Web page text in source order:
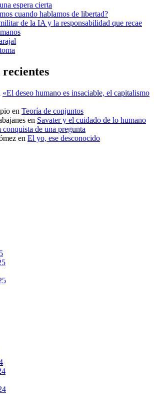
espera cierta
cuando hablamos de libertad?
de la IA y la responsabilidad que recae
«El deseo humano es insaciable, el capitalismo
en Teoría de conjuntos
en Savater y el cuidado de lo humano
conquista de una pregunta
en El yo, ese desconocido